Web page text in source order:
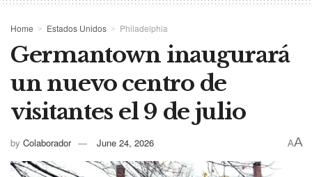
Home Estados Unidos Philadelphia
Germantown inaugurará
un nuevo centro de
visitantes el 9 de julio
by Colaborador June 24, 2026 AA